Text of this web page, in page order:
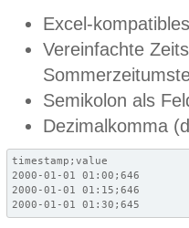
Excel-
Vereinfachte
Semikolon als
Dezimalkomma
timestamp;value
2000-01-01 01:00;646
2000-01-01 01:15;646
2000-01-01 01:30;645